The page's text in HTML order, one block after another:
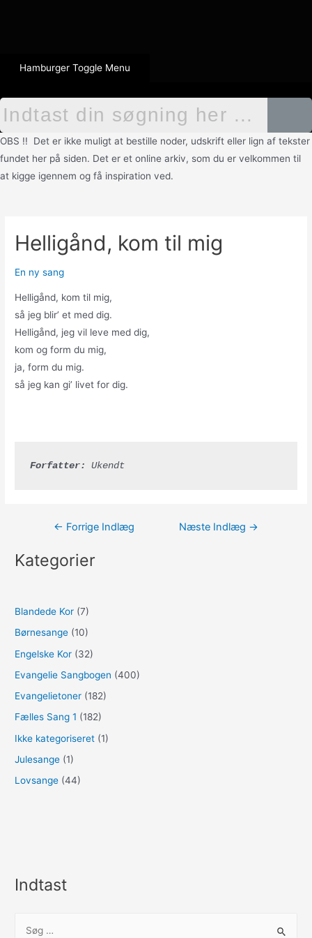
Hamburger Toggle Menu
OBS !! Det er ikke muligt at bestille noder, udskrift eller lign af tekster
fundet her på siden. Det er et online arkiv, som du er velkommen til
at kigge igennem og få inspiration ved.
Helligånd, kom til mig
En ny sang
Helligånd, kom til mig,
så jeg blir’ et med dig.
Helligånd, jeg vil leve med dig,
kom og form du mig,
ja, form du mig.
så jeg kan gi’ livet for dig.
Forfatter: Ukendt
Indlægsnavigation
← Forrige Indlæg Næste Indlæg →
Kategorier
Blandede Kor (7)
Børnesange (10)
Engelske Kor (32)
Evangelie Sangbogen (400)
Evangelietoner (182)
Fælles Sang 1 (182)
Ikke kategoriseret (1)
Julesange (1)
Lovsange (44)
Indtast